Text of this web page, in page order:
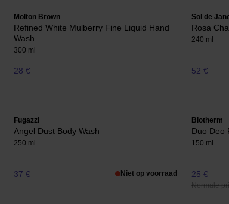
Molton Brown
Refined White Mulberry Fine Liquid Hand
Wash
300 ml
28 €
Sol de
Rosa
240 ml
52 €
Fugazzi
Angel Dust Body Wash
250 ml
37 € Niet op voorraad
Biotherm
Duo Deo
150 ml
25 €
Normale